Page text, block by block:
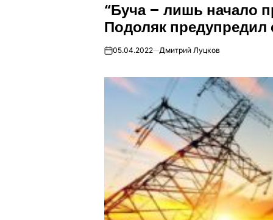
У
“Буча – лишь начало
Подоляк
on05.04.2022 Дмитрий Луцков